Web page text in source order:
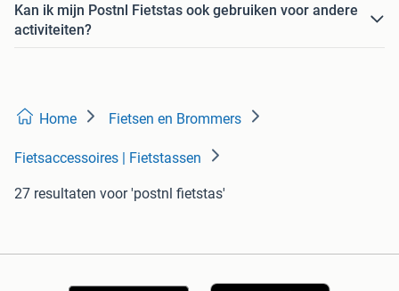
Kan ik mijn Postnl Fietstas ook gebruiken voor andere
activiteiten?
Home Fietsen en Brommers
Fietsaccessoires | Fietstassen
27 resultaten voor 'postnl fietstas'